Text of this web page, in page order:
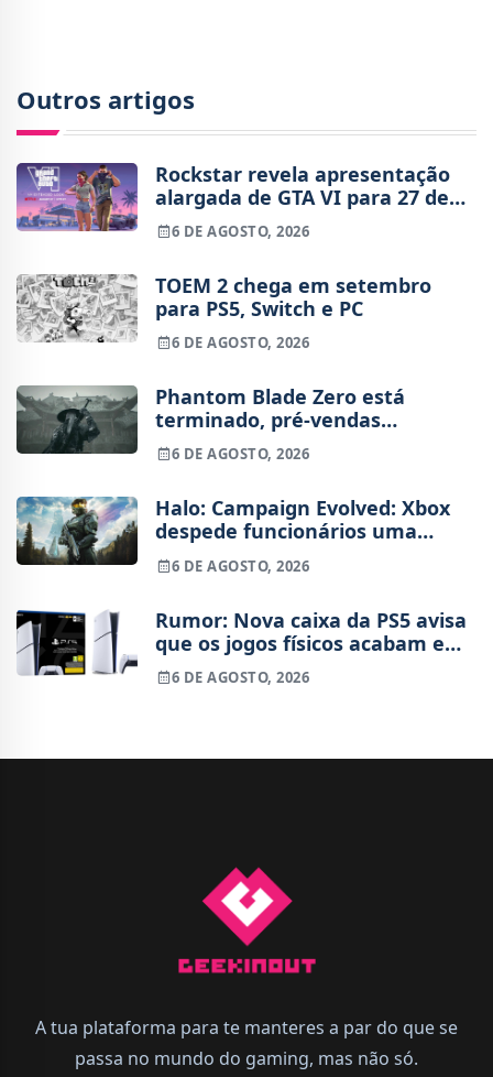
Outros artigos
Rockstar revela apresentação
alargada de GTA VI para 27 de
agosto
6 DE AGOSTO, 2026
TOEM 2 chega em setembro
para PS5, Switch e PC
6 DE AGOSTO, 2026
Phantom Blade Zero está
terminado, pré-vendas
começam na próxima semana
6 DE AGOSTO, 2026
Halo: Campaign Evolved: Xbox
despede funcionários uma
semana após o lançamento
6 DE AGOSTO, 2026
Rumor: Nova caixa da PS5 avisa
que os jogos físicos acabam em
2028
6 DE AGOSTO, 2026
A tua plataforma para te manteres a par do que se
passa no mundo do gaming, mas não só.